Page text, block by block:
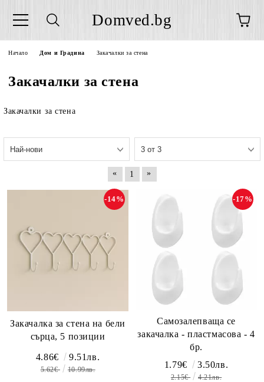
Domved.bg
Начало Дом и Градина Закачалки за стена
Закачалки за стена
Закачалки за стена
« 1 »
Закачалка за стена на бели
сърца, 5 позиции
-14%
4.86€ 9.51лв.
5.62€ 10.99лв.
Самозалепваща се
закачалка - пластмасова - 4
бр.
-17%
1.79€ 3.50лв.
2.15€ 4.21лв.